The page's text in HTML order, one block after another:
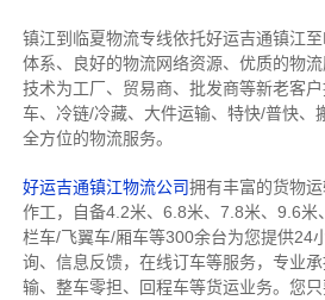
镇江到临夏物流专线依托好运吉通镇江
体系、良好的物流网络资源、优质的物
技术为工厂、贸易商、批发商等新老客
车、冷链/冷藏、大件运输、特快/普快、
全方位的物流服务。
好运吉通镇江物流公司拥有丰富的货物
作工，自备4.2米、6.8米、7.8米、9.6米
栏车/飞翼车/厢车等300余台为您提供24
询、信息反馈，在线订车等服务， 专业
输、整车零担、回程车等货运业务。 您